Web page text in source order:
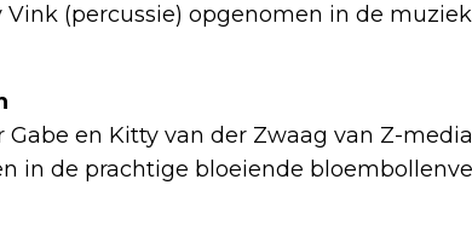
(percussie) opgenomen in de
en Kitty van der Zwaag van Z-
in de prachtige bloeiende